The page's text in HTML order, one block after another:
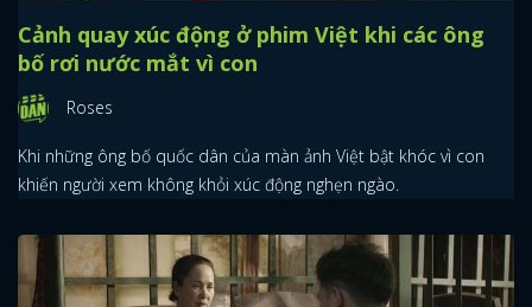
Cảnh quay xúc động ở phim Việt khi các ông
bố rơi nước mắt vì con
Roses
Khi những ông bố quốc dân của màn ảnh Việt bật khóc vì con
khiến người xem không khỏi xúc động nghẹn ngào.